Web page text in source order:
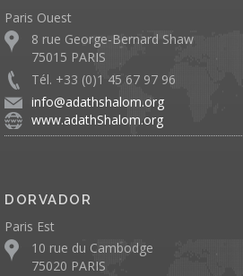
Paris Ouest
8 rue George-Bernard Shaw
75015 PARIS
Tél. +33 (0)1 45 67 97 96
info@adathshalom.org
www.adathShalom.org
DORVADOR
Paris Est
10 rue du Cambodge
75020 PARIS